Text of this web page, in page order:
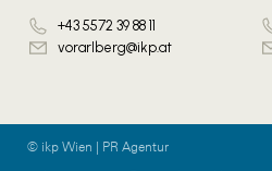
+43 5572 39 88 11
vorarlberg@ikp.at
© ikp Wien | PR Agentur